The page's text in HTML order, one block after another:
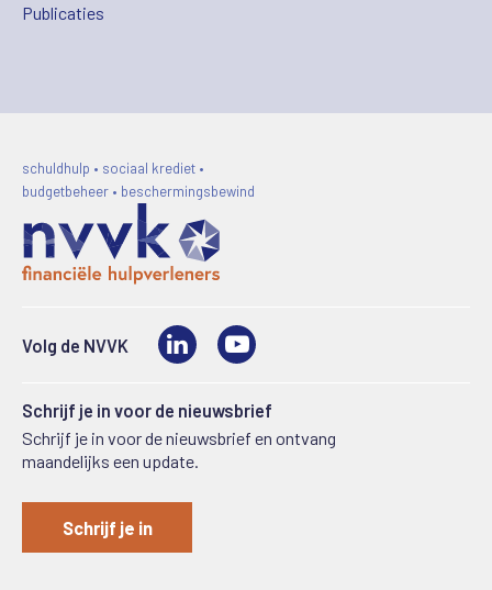
Publicaties
schuldhulp • sociaal krediet •
budgetbeheer • beschermingsbewind
Volg de NVVK LinkedIn
Schrijf je in voor de nieuwsbrief
Schrijf je in voor de nieuwsbrief en ontvang
maandelijks een update.
Schrijf je in